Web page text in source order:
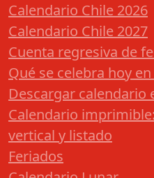
Calendario Chile 2026
Calendario Chile 2027
Cuenta regresiva de
Qué se celebra hoy
Descargar calendario
Calendario
vertical y listado
Feriados